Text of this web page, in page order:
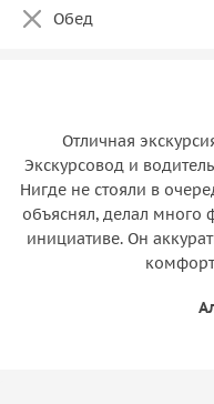
Обед
Отличная
Экскурсовод и
Нигде не стояли в
объяснял, делал много
инициативе. Он